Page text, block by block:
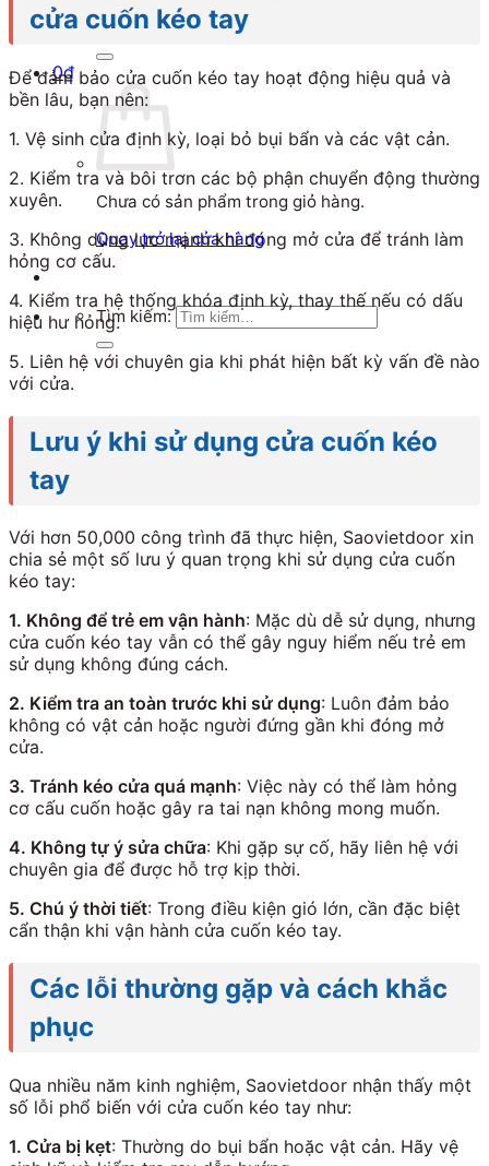
Tìm kiếm:
0₫
Chưa có sản phẩm trong giỏ hàng.
Quay trở lại cửa hàng
Tìm kiếm:
cửa cuốn kéo tay
Để đảm bảo cửa cuốn kéo tay hoạt động hiệu quả và
bền lâu, bạn nên:
1. Vệ sinh cửa định kỳ, loại bỏ bụi bẩn và các vật cản.
2. Kiểm tra và bôi trơn các bộ phận chuyển động thường
xuyên.
3. Không dùng lực mạnh khi đóng mở cửa để tránh làm
hỏng cơ cấu.
4. Kiểm tra hệ thống khóa định kỳ, thay thế nếu có dấu
hiệu hư hỏng.
5. Liên hệ với chuyên gia khi phát hiện bất kỳ vấn đề nào
với cửa.
Lưu ý khi sử dụng cửa cuốn kéo
tay
Với hơn 50,000 công trình đã thực hiện, Saovietdoor xin
chia sẻ một số lưu ý quan trọng khi sử dụng cửa cuốn
kéo tay:
1. Không để trẻ em vận hành: Mặc dù dễ sử dụng, nhưng
cửa cuốn kéo tay vẫn có thể gây nguy hiểm nếu trẻ em
sử dụng không đúng cách.
2. Kiểm tra an toàn trước khi sử dụng: Luôn đảm bảo
không có vật cản hoặc người đứng gần khi đóng mở
cửa.
3. Tránh kéo cửa quá mạnh: Việc này có thể làm hỏng
cơ cấu cuốn hoặc gây ra tai nạn không mong muốn.
4. Không tự ý sửa chữa: Khi gặp sự cố, hãy liên hệ với
chuyên gia để được hỗ trợ kịp thời.
5. Chú ý thời tiết: Trong điều kiện gió lớn, cần đặc biệt
cẩn thận khi vận hành cửa cuốn kéo tay.
Các lỗi thường gặp và cách khắc
phục
Qua nhiều năm kinh nghiệm, Saovietdoor nhận thấy một
số lỗi phổ biến với cửa cuốn kéo tay như:
1. Cửa bị kẹt: Thường do bụi bẩn hoặc vật cản. Hãy vệ